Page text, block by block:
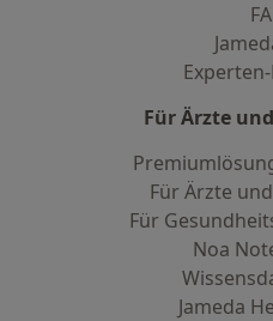
Für Ärzte
Für Ärzte
Für
Noa
Jameda